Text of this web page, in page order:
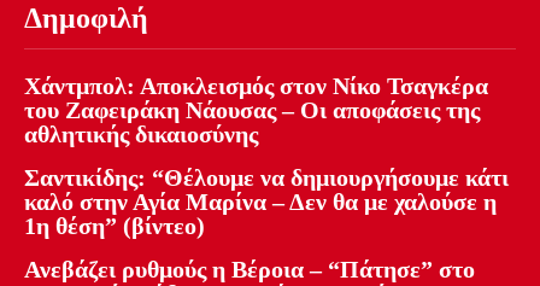
Δημοφιλή
Χάντμπολ: Αποκλεισμός στον Νίκο Τσαγκέρα
του Ζαφειράκη Νάουσας – Οι αποφάσεις της
αθλητικής δικαιοσύνης
Σαντικίδης: “Θέλουμε να δημιουργήσουμε κάτι
καλό στην Αγία Μαρίνα – Δεν θα με χαλούσε η
1η θέση” (βίντεο)
Ανεβάζει ρυθμούς η Βέροια – “Πάτησε” στο